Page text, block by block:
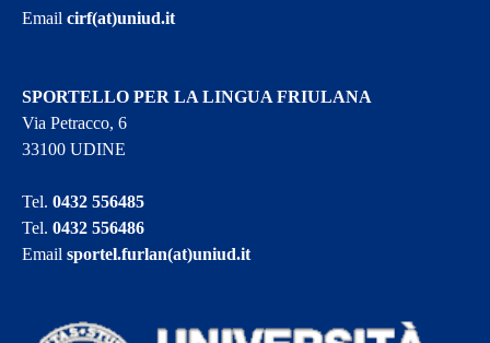
Emailcirf(at)uniud.it
SPORTELLO PER LA LINGUA FRIULANA
Via Petracco, 6
33100 UDINE
Tel.0432 556485
Tel.0432 556486
Emailsportel.furlan(at)uniud.it